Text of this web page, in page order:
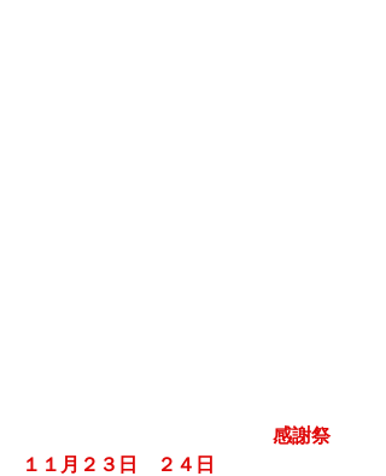
感謝祭
１１月２３日　２４日